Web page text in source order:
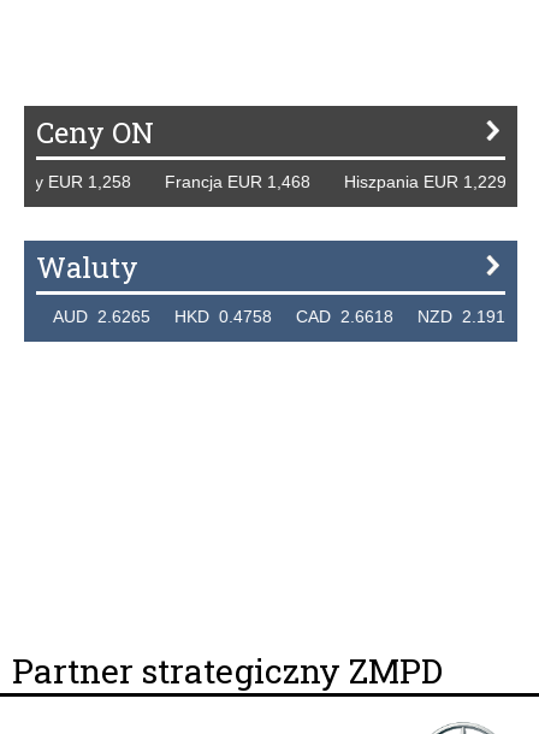
Ceny ON
EUR 1,258 Francja EUR 1,468 Hiszpania EUR
Waluty
AUD 2.6265 HKD 0.4758 CAD 2.6618 NZD
Partner strategiczny ZMPD